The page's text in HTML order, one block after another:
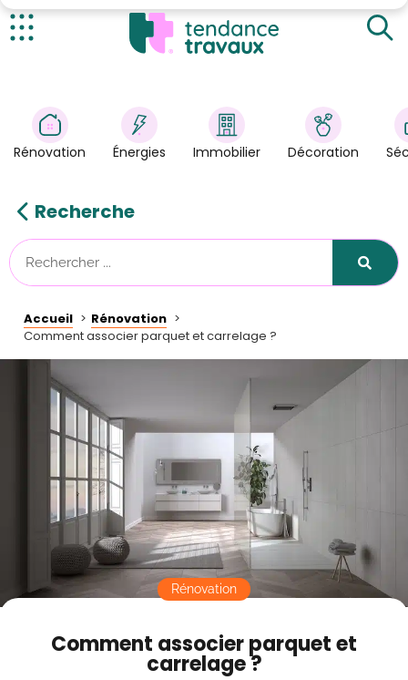
Énergies
Immobilier
Astuces/DIY
Tendance Travaux
Kit partenaire
À propos
Contact
Mode sombre
Rénovation Énergies Immobilier Décoration
Recherche
Accueil
Rénovation
Comment associer parquet et carrelage ?
Les avantages d’associer parquet et carrelage
Créer des espaces distincts
Comment associer parquet et
carrelage ?
Rénovation